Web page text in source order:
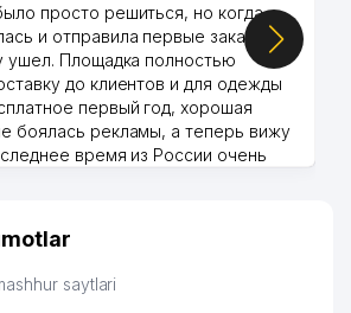
833 м
MChJ 837 м
MEDICAL SERVICE
840 м
KORXONASI
просто решиться, но когда
и отправила первые заказы,
ушел. Площадка полностью
до клиентов и для одежды
первый год, хорошая
боялась рекламы, а теперь вижу
время из России очень
потихоньку😊
12:45:39
saytlari